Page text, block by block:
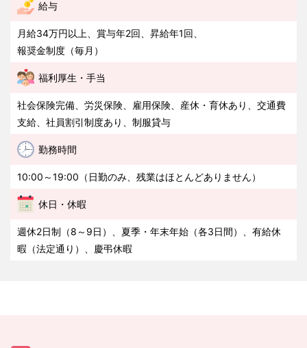
給与
月給34万円以上、賞与年2回、昇給年1回、
報奨金制度（毎月）
福利厚生・手当
社会保険完備、労災保険、雇用保険、産休・育休あり、交通費
支給、社員割引制度あり、制服貸与
勤務時間
10:00～19:00（日勤のみ、残業はほとんどありません）
休日・休暇
週休2日制（8～9日）、夏季・年末年始（各3日間）、有給休
暇（法定通り）、慶弔休暇